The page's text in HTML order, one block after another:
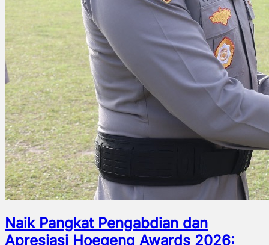
Naik Pangkat Pengabdian dan
Apresiasi Hoegeng Awards 2026: